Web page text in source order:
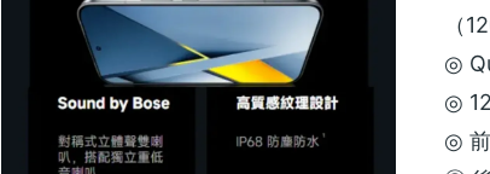
（
◎
◎
◎